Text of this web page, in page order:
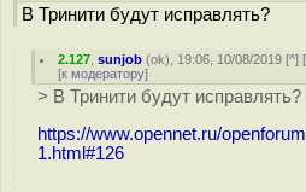
В Тринити будут исправлять?
2.127 ,sunjob (ok), 19:06, 10/08/2019 [^] [
[к модератору]
> В Тринити будут исправлять?
https://www.opennet.ru/
1.html#126